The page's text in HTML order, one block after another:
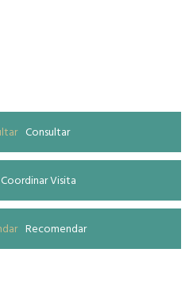
Consultar
Coordinar Visita
Recomendar